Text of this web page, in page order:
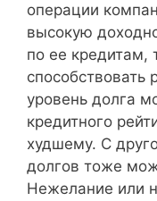
операции
высокую
по ее кредитам,
способствовать
уровень долга
кредитного
худшему. С
долгов тоже
Нежелание или